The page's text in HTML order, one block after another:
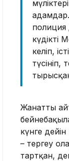
адамдар.
полиция
күдікті
келіп,
түсініп,
Жанаттың
күнге дейін
– тергеу
тартқан,